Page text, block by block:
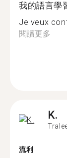
我的語言學
Je veux
閱讀更多
K.
流利